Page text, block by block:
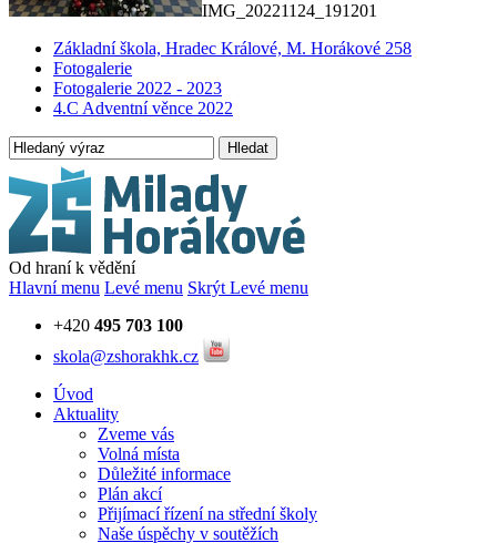
IMG_20221124_191201
Základní škola, Hradec Králové, M. Horákové 258
Fotogalerie
Fotogalerie 2022 - 2023
4.C Adventní věnce 2022
Hledat
Od hraní k vědění
Hlavní menu Levé menu Skrýt Levé menu
+420 495 703 100
skola@zshorakhk.cz
Úvod
Aktuality
Zveme vás
Volná místa
Důležité informace
Plán akcí
Přijímací řízení na střední školy
Naše úspěchy v soutěžích